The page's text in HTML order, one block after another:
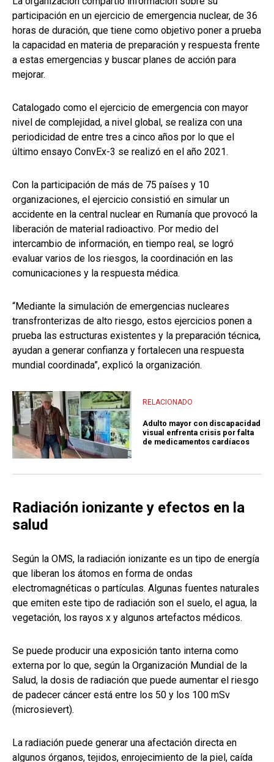
participación en un ejercicio de emergencia nuclear, de 36
horas de duración, que tiene como objetivo poner a prueba
la capacidad en materia de preparación y respuesta frente
a estas emergencias y buscar planes de acción para
mejorar.
Catalogado como el ejercicio de emergencia con mayor
nivel de complejidad, a nivel global, se realiza con una
periodicidad de entre tres a cinco años por lo que el
último ensayo ConvEx-3 se realizó en el año 2021.
Con la participación de más de 75 países y 10
organizaciones, el ejercicio consistió en simular un
accidente en la central nuclear en Rumanía que provocó la
liberación de material radioactivo. Por medio del
intercambio de información, en tiempo real, se logró
evaluar varios de los riesgos, la coordinación en las
comunicaciones y la respuesta médica.
“Mediante la simulación de emergencias nucleares
transfronterizas de alto riesgo, estos ejercicios ponen a
prueba las estructuras existentes y la preparación técnica,
ayudan a generar confianza y fortalecen una respuesta
mundial coordinada”, explicó la organización.
RELACIONADO
Adulto mayor con discapacidad
visual enfrenta crisis por falta
de medicamentos cardíacos
Radiación ionizante y efectos en la
salud
Según la OMS, la radiación ionizante es un tipo de energía
que liberan los átomos en forma de ondas
electromagnéticas o partículas. Algunas fuentes naturales
que emiten este tipo de radiación son el suelo, el agua, la
vegetación, los rayos x y algunos artefactos médicos.
Se puede producir una exposición tanto interna como
externa por lo que, según la Organización Mundial de la
Salud, la dosis de radiación que puede aumentar el riesgo
de padecer cáncer está entre los 50 y los 100 mSv
(microsievert).
La radiación puede generar una afectación directa en
algunos órganos, tejidos, enrojecimiento de la piel, caída